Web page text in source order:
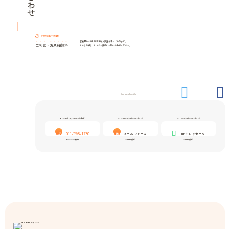
24時間年中無休
ご相談 ・ お見積無料
富良野および北海道全域で調査を承っております。
どんな些細なことでもお気軽にお問い合わせください。
Our social media
お電話でのお問い合わせ
011-598-1230
9:00-24:00受付
メールでのお問い合わせ
メールフォーム
24時間受付
LINEでのお問い合わせ
LINEでメッセージ
24時間受付
株式会社アイシン